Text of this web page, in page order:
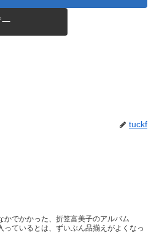
tuckf
でかかった、折笠富美子のアルバム
っているとは、ずいぶん品揃えがよくなっ